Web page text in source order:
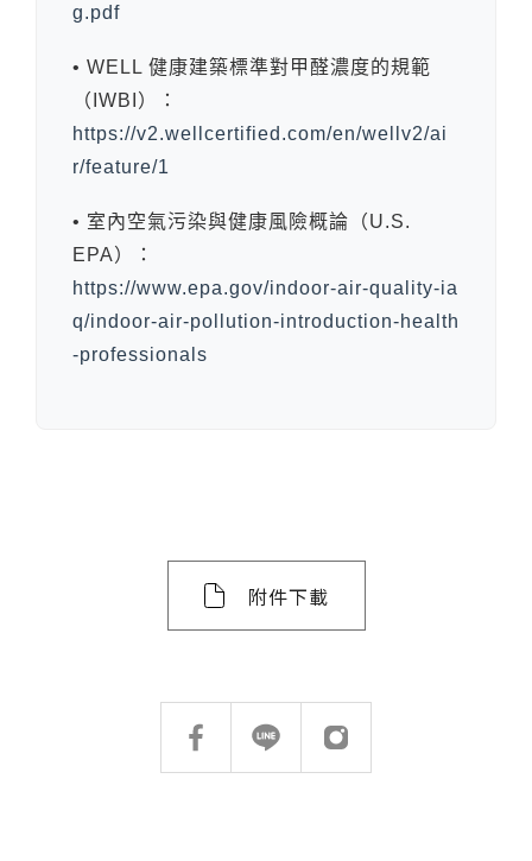
g.pdf
• WELL 健康建築標準對甲醛濃度的規範
（IWBI）：
https://v2.wellcertified.com/en/wellv2/ai
r/feature/1
• 室內空氣污染與健康風險概論（U.S.
EPA）：
https://www.epa.gov/indoor-air-quality-ia
q/indoor-air-pollution-introduction-health
-professionals
附件下載